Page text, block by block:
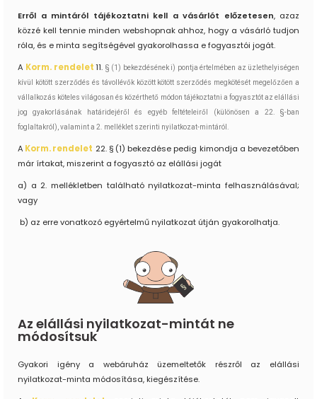
Erről a mintáról tájékoztatni kell a vásárlót előzetesen, azaz
közzé kell tennie minden webshopnak ahhoz, hogy a vásárló tudjon
róla, és e minta segítségével gyakorolhassa e fogyasztói jogát.
A Korm. rendelet11. § (1) bekezdésének i) pontja értelmében az üzlethelyiségen
kívül kötött szerződés és távollévők között kötött szerződés megkötését megelőzően a
vállalkozás köteles világosan és közérthető módon tájékoztatni a fogyasztótaz elállási
jog gyakorlásának határidejéről és egyéb feltételeiről (különösen a 22. §-ban
foglaltakról), valamint a 2. melléklet szerinti nyilatkozat-mintáról.
A Korm. rendelet 22. § (1) bekezdése pedig kimondja a bevezetőben
már írtakat, miszerint a fogyasztó az elállási jogát
a) a 2. mellékletben található nyilatkozat-minta felhasználásával;
vagy
b) az erre vonatkozó egyértelmű nyilatkozat útján gyakorolhatja.
Az elállási nyilatkozat-mintát ne
módosítsuk
Gyakori igény a webáruház üzemeltetők részről az elállási
nyilatkozat-minta módosítása, kiegészítése.